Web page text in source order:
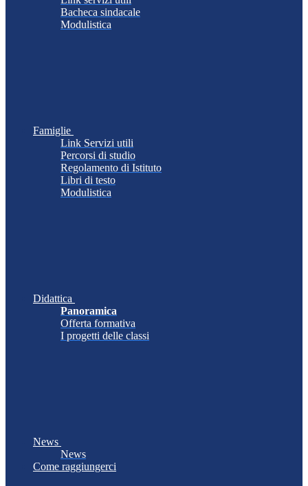
Bacheca sindacale
Modulistica
Famiglie
Link Servizi utili
Percorsi di studio
Regolamento di Istituto
Libri di testo
Modulistica
Didattica
Panoramica
Offerta formativa
I progetti delle classi
News
News
Come raggiungerci